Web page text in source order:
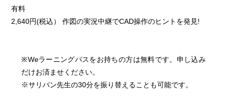
有料
2,640円(税込） 作図の実況中継でCAD操作のヒントを発見!
※Weラーニングパスをお持ちの方は無料です。申し込み
だけお済ませください。
※サリバン先生の30分を振り替えることも可能です。